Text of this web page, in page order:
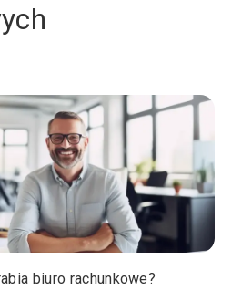
biuro rachunkowe?